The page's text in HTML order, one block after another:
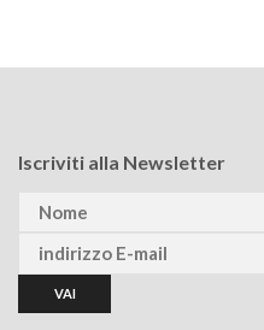
Iscriviti alla Newsletter